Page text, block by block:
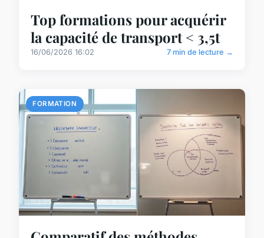
Top formations pour acquérir
la capacité de transport < 3,5t
16/06/2026 16:02 7 min de lecture →
FORMATION